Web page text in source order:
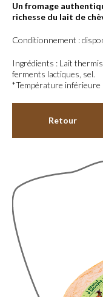
Un fromage
richesse du lait de
Conditionnement :
Ingrédients : Lait
ferments lactiques, sel.
*Température inférieure
Retour